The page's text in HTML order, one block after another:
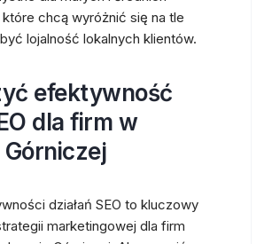
chcą wyróżnić się na tle
lojalność lokalnych klientów.
efektywność
dla firm w
działań SEO to kluczowy
marketingowej dla firm